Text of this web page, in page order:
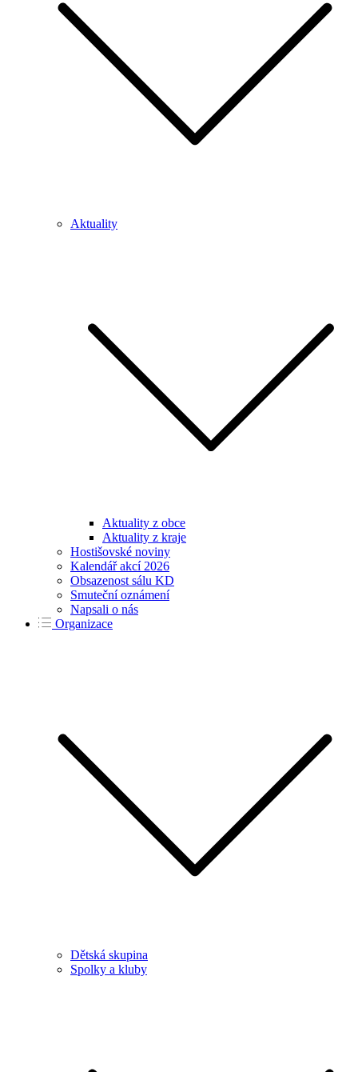
Aktuality
Aktuality z obce
Aktuality z kraje
Hostišovské noviny
Kalendář akcí 2026
Obsazenost sálu KD
Smuteční oznámení
Napsali o nás
Organizace
Dětská skupina
Spolky a kluby